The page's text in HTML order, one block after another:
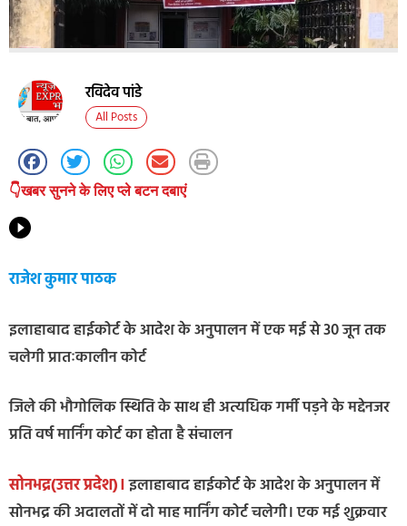
रविदेव पांडे
All Posts
👇खबर सुनने के लिए प्ले बटन दबाएं
राजेश कुमार पाठक
इलाहाबाद हाईकोर्ट के आदेश के अनुपालन में एक मई से 30 जून तक
चलेगी प्रातःकालीन कोर्ट
जिले की भौगोलिक स्थिति के साथ ही अत्यधिक गर्मी पड़ने के मद्देनजर
प्रति वर्ष मार्निंग कोर्ट का होता है संचालन
सोनभद्र(उत्तर प्रदेश)।इलाहाबाद हाईकोर्ट के आदेश के अनुपालन में
सोनभद्र की अदालतों में दो माह मार्निंग कोर्ट चलेगी। एक मई शुक्रवार